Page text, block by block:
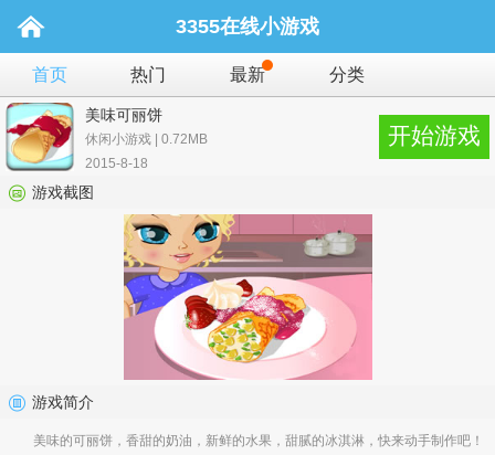
3355在线小游戏
首页 热门 最新 分类
美味可丽饼
休闲小游戏 | 0.72MB
2015-8-18
开始游戏
游戏截图
游戏简介
美味的可丽饼，香甜的奶油，新鲜的水果，甜腻的冰淇淋，快来动手制作吧！